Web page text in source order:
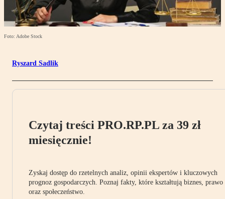
Foto: Adobe Stock
Ryszard Sadlik
Czytaj treści PRO.RP.PL za 39 zł
miesięcznie!
Zyskaj dostęp do rzetelnych analiz, opinii ekspertów i kluczowych
prognoz gospodarczych. Poznaj fakty, które kształtują biznes, prawo
oraz społeczeństwo.